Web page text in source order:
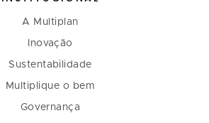
A Multiplan
Inovação
Sustentabilidade
Multiplique o bem
Governança